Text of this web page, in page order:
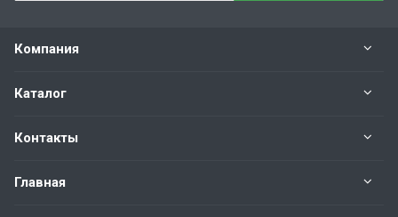
Компания
Каталог
Контакты
Главная